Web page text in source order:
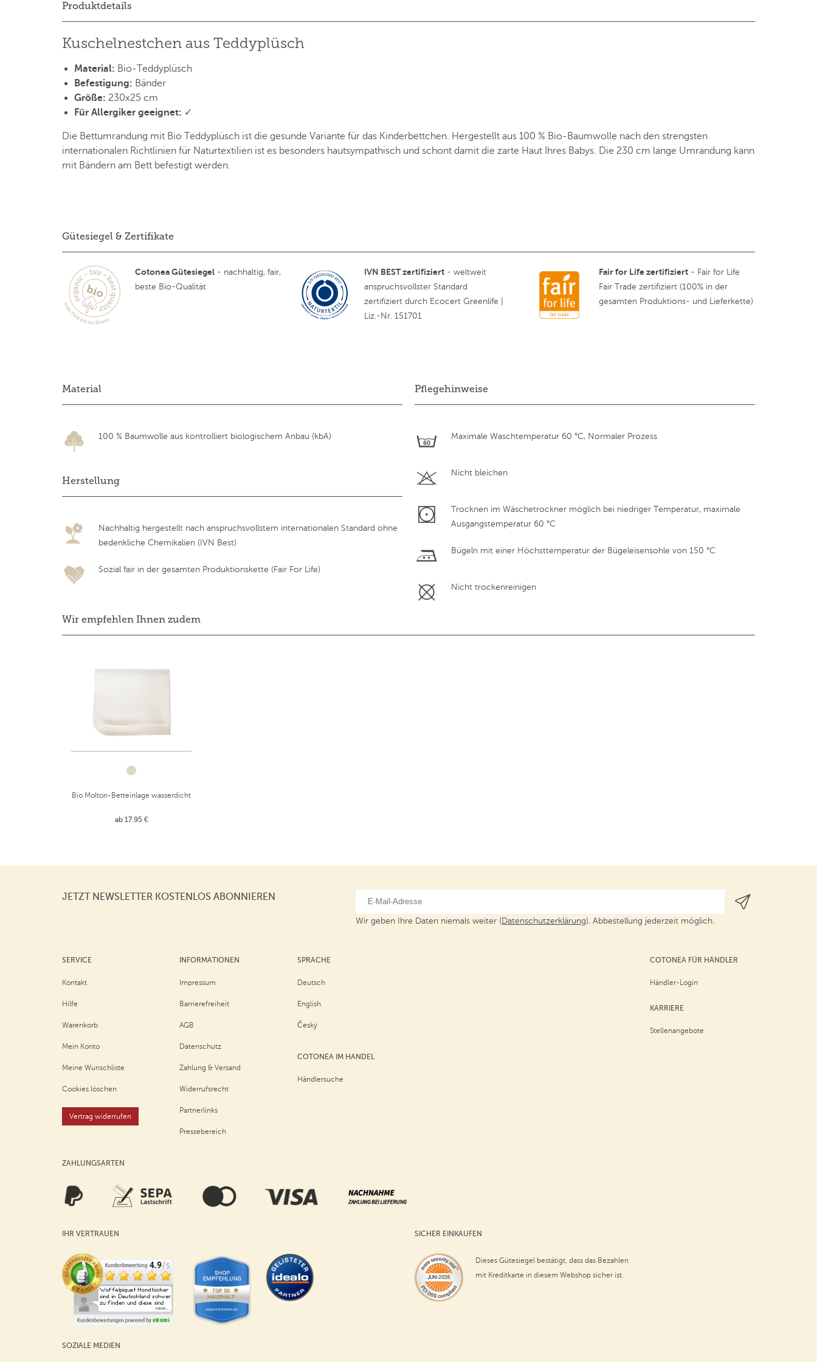
Produktdetails
Kuschelnestchen aus Teddyplüsch
Material: Bio-Teddyplüsch
Befestigung: Bänder
Größe: 230x25 cm
Für Allergiker geeignet: ✓
Die Bettumrandung mit Bio Teddyplüsch ist die gesunde Variante für das Kinderbettchen. Hergestellt aus 100 % Bio-Baumwolle nach den strengsten
internationalen Richtlinien für Naturtextilien ist es besonders hautsympathisch und schont damit die zarte Haut Ihres Babys. Die 230 cm lange Umrandung kann
mit Bändern am Bett befestigt werden.
Gütesiegel & Zertifikate
Cotonea Gütesiegel - nachhaltig, fair,
beste Bio-Qualität
IVN BEST zertifiziert- weltweit
anspruchsvollster Standard
zertifiziert durch Ecocert Greenlife |
Liz.-Nr. 151701
Fair for Life zertifiziert - Fair for Life
Fair Trade zertifiziert (100% in der
gesamten Produktions- und Lieferkette)
Material
100 % Baumwolle aus kontrolliert biologischem Anbau (kbA)
Herstellung
Nachhaltig hergestellt nach anspruchsvollstem internationalen Standard ohne
bedenkliche Chemikalien (IVN Best)
Sozial fair in der gesamten Produktionskette (Fair For Life)
Pflegehinweise
Maximale Waschtemperatur 60 °C, Normaler Prozess
Nicht bleichen
Trocknen im Wäschetrockner möglich bei niedriger Temperatur, maximale
Ausgangstemperatur 60 °C
Bügeln mit einer Höchsttemperatur der Bügeleisensohle von 150 °C
Nicht trockenreinigen
Wir empfehlen Ihnen zudem
Bio Molton-Betteinlage wasserdicht
ab 17.95 €
JETZT NEWSLETTER KOSTENLOS ABONNIEREN
Wir geben Ihre Daten niemals weiter (Datenschutzerklärung). Abbestellung jederzeit möglich.
SERVICE
Kontakt
Hilfe
Warenkorb
Mein Konto
Meine Wunschliste
Cookies löschen
Vertrag widerrufen
INFORMATIONEN
Impressum
Barrierefreiheit
AGB
Datenschutz
Zahlung & Versand
Widerrufsrecht
Partnerlinks
Pressebereich
SPRACHE
Deutsch
English
Český
COTONEA IM HANDEL
Händlersuche
COTONEA FÜR HÄNDLER
Händler-Login
KARRIERE
Stellenangebote
ZAHLUNGSARTEN
IHR VERTRAUEN SICHER EINKAUFEN
Dieses Gütesiegel bestätigt, dass das Bezahlen
mit Kreditkarte in diesem Webshop sicher ist.
SOZIALE MEDIEN